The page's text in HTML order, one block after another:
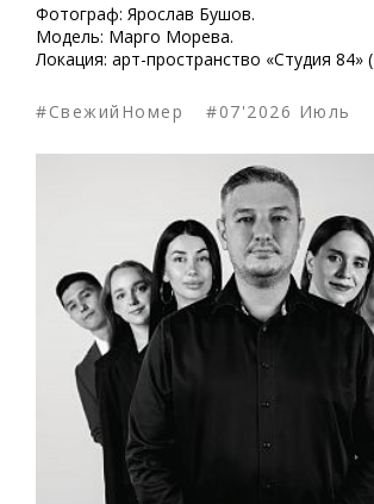
Фотограф: Ярослав Бушов.
Модель: Марго Морева.
Локация: арт-пространство «Студия 84»
#СвежийНомер #07'2026 Июль